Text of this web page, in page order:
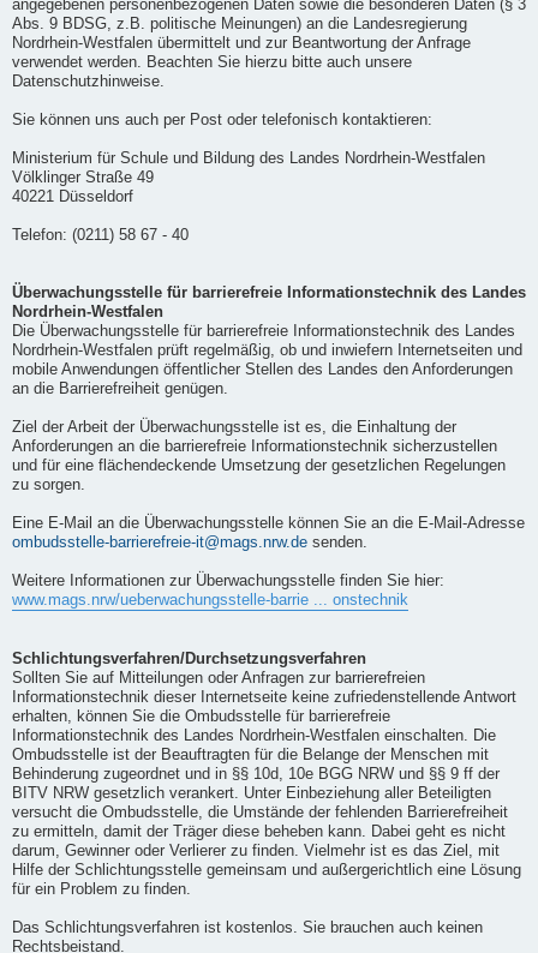
angegebenen personenbezogenen Daten sowie die besonderen Daten (§ 3
Abs. 9 BDSG, z.B. politische Meinungen) an die Landesregierung
Nordrhein-Westfalen übermittelt und zur Beantwortung der Anfrage
verwendet werden. Beachten Sie hierzu bitte auch unsere
Datenschutzhinweise.
Sie können uns auch per Post oder telefonisch kontaktieren:
Ministerium für Schule und Bildung des Landes Nordrhein-Westfalen
Völklinger Straße 49
40221 Düsseldorf
Telefon: (0211) 58 67 - 40
Überwachungsstelle für barrierefreie Informationstechnik des Landes
Nordrhein-Westfalen
Die Überwachungsstelle für barrierefreie Informationstechnik des Landes
Nordrhein-Westfalen prüft regelmäßig, ob und inwiefern Internetseiten und
mobile Anwendungen öffentlicher Stellen des Landes den Anforderungen
an die Barrierefreiheit genügen.
Ziel der Arbeit der Überwachungsstelle ist es, die Einhaltung der
Anforderungen an die barrierefreie Informationstechnik sicherzustellen
und für eine flächendeckende Umsetzung der gesetzlichen Regelungen
zu sorgen.
Eine E-Mail an die Überwachungsstelle können Sie an die E-Mail-Adresse
ombudsstelle-barrierefreie-it@mags.nrw.de senden.
Weitere Informationen zur Überwachungsstelle finden Sie hier:
www.mags.nrw/ueberwachungsstelle-barrie ... onstechnik
Schlichtungsverfahren/Durchsetzungsverfahren
Sollten Sie auf Mitteilungen oder Anfragen zur barrierefreien
Informationstechnik dieser Internetseite keine zufriedenstellende Antwort
erhalten, können Sie die Ombudsstelle für barrierefreie
Informationstechnik des Landes Nordrhein-Westfalen einschalten. Die
Ombudsstelle ist der Beauftragten für die Belange der Menschen mit
Behinderung zugeordnet und in §§ 10d, 10e BGG NRW und §§ 9 ff der
BITV NRW gesetzlich verankert. Unter Einbeziehung aller Beteiligten
versucht die Ombudsstelle, die Umstände der fehlenden Barrierefreiheit
zu ermitteln, damit der Träger diese beheben kann. Dabei geht es nicht
darum, Gewinner oder Verlierer zu finden. Vielmehr ist es das Ziel, mit
Hilfe der Schlichtungsstelle gemeinsam und außergerichtlich eine Lösung
für ein Problem zu finden.
Das Schlichtungsverfahren ist kostenlos. Sie brauchen auch keinen
Rechtsbeistand.